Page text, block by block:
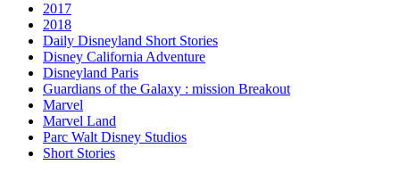
2017
2018
Daily Disneyland Short Stories
Disney California Adventure
Disneyland Paris
Guardians of the Galaxy : mission Breakout
Marvel
Marvel Land
Parc Walt Disney Studios
Short Stories